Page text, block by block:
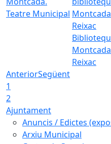
Teatre Municipal
Reixac
AnteriorSegüent
1
2
Ajuntament
Anuncis / Edictes
Arxiu Municipal